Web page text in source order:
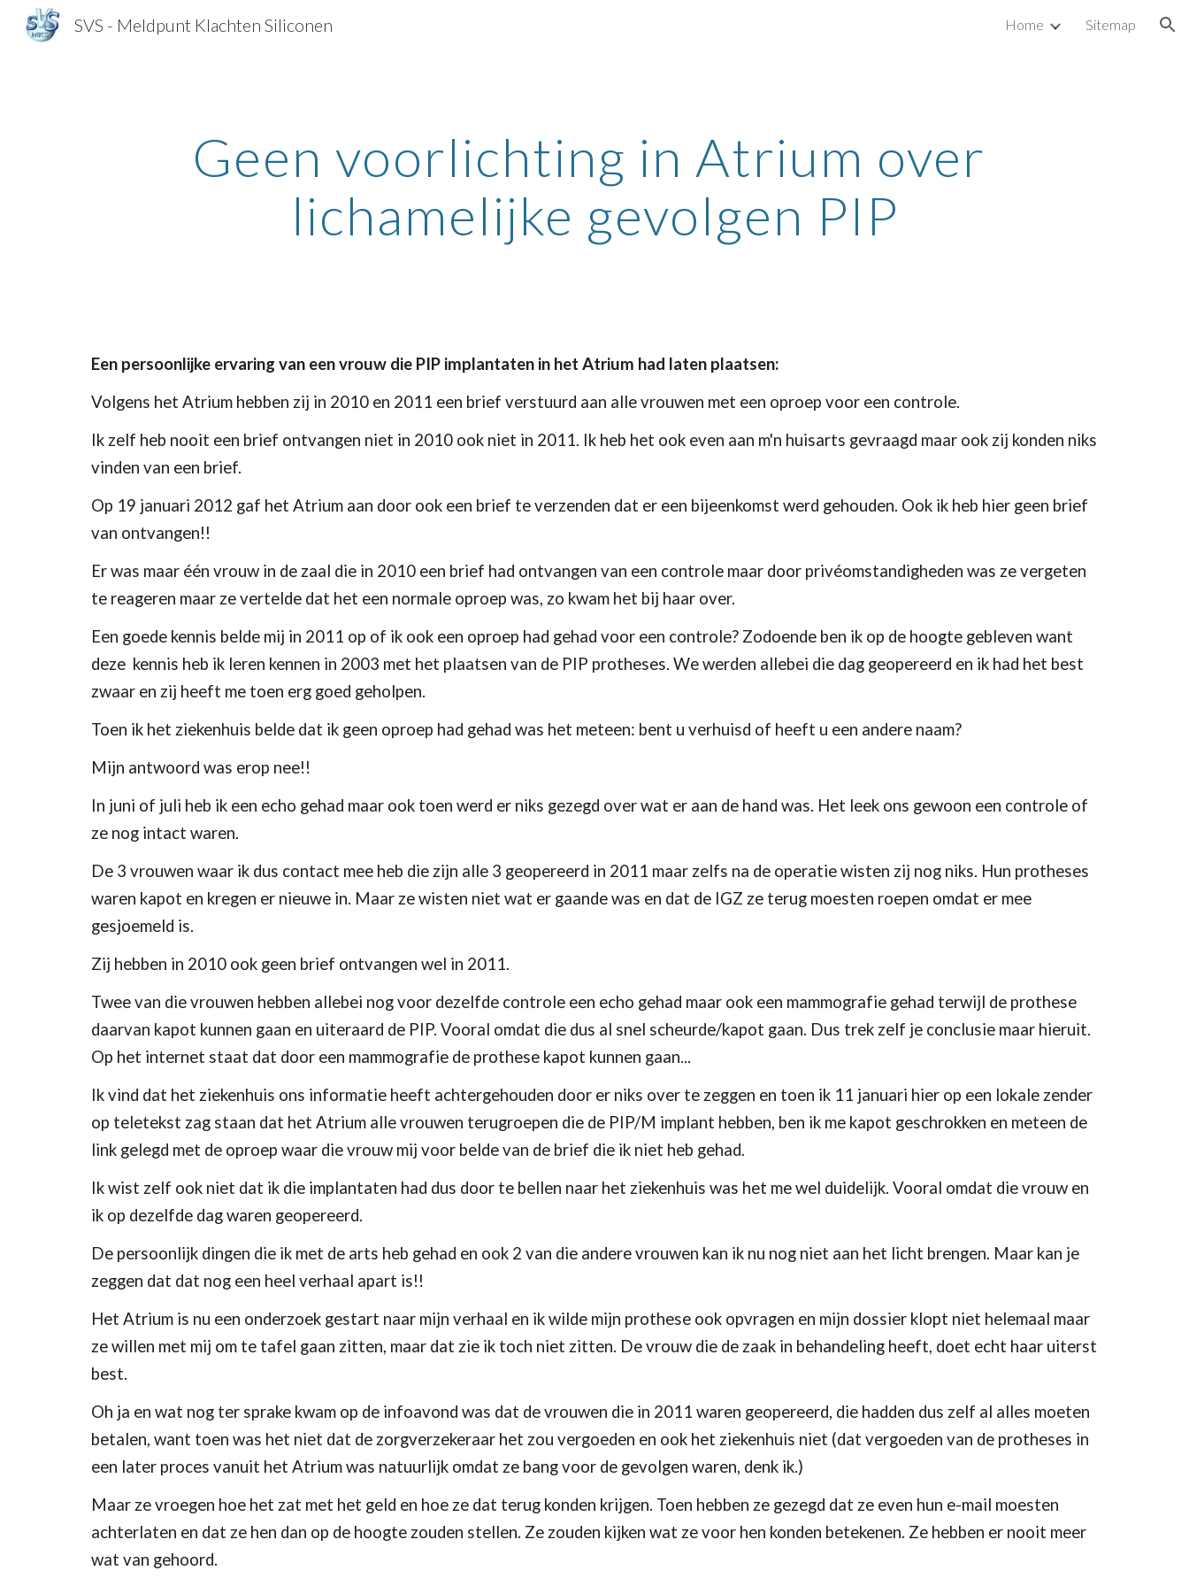
SVS - Meldpunt Klachten Siliconen Home Sitemap
Geen voorlichting in Atrium over
lichamelijke gevolgen PIP
Een persoonlijke ervaring van een vrouw die PIP implantaten in het Atrium had laten plaatsen:
Volgens het Atrium hebben zij in 2010 en 2011 een brief verstuurd aan alle vrouwen met een oproep voor een controle.
Ik zelf heb nooit een brief ontvangen niet in 2010 ook niet in 2011. Ik heb het ook even aan m'n huisarts gevraagd maar ook zij konden niks
vinden van een brief.
Op 19 januari 2012 gaf het Atrium aan door ook een brief te verzenden dat er een bijeenkomst werd gehouden. Ook ik heb hier geen brief
van ontvangen!!
Er was maar één vrouw in de zaal die in 2010 een brief had ontvangen van een controle maar door privéomstandigheden was ze vergeten
te reageren maar ze vertelde dat het een normale oproep was, zo kwam het bij haar over.
Een goede kennis belde mij in 2011 op of ik ook een oproep had gehad voor een controle? Zodoende ben ik op de hoogte gebleven want
deze  kennis heb ik leren kennen in 2003 met het plaatsen van de PIP protheses. We werden allebei die dag geopereerd en ik had het best
zwaar en zij heeft me toen erg goed geholpen.
Toen ik het ziekenhuis belde dat ik geen oproep had gehad was het meteen: bent u verhuisd of heeft u een andere naam?
Mijn antwoord was erop nee!!
In juni of juli heb ik een echo gehad maar ook toen werd er niks gezegd over wat er aan de hand was. Het leek ons gewoon een controle of
ze nog intact waren.
De 3 vrouwen waar ik dus contact mee heb die zijn alle 3 geopereerd in 2011 maar zelfs na de operatie wisten zij nog niks. Hun protheses
waren kapot en kregen er nieuwe in. Maar ze wisten niet wat er gaande was en dat de IGZ ze terug moesten roepen omdat er mee
gesjoemeld is.
Zij hebben in 2010 ook geen brief ontvangen wel in 2011.
Twee van die vrouwen hebben allebei nog voor dezelfde controle een echo gehad maar ook een mammografie gehad terwijl de prothese
daarvan kapot kunnen gaan en uiteraard de PIP. Vooral omdat die dus al snel scheurde/kapot gaan. Dus trek zelf je conclusie maar hieruit.
Op het internet staat dat door een mammografie de prothese kapot kunnen gaan...
Ik vind dat het ziekenhuis ons informatie heeft achtergehouden door er niks over te zeggen en toen ik 11 januari hier op een lokale zender
op teletekst zag staan dat het Atrium alle vrouwen terugroepen die de PIP/M implant hebben, ben ik me kapot geschrokken en meteen de
link gelegd met de oproep waar die vrouw mij voor belde van de brief die ik niet heb gehad.
Ik wist zelf ook niet dat ik die implantaten had dus door te bellen naar het ziekenhuis was het me wel duidelijk. Vooral omdat die vrouw en
ik op dezelfde dag waren geopereerd.
De persoonlijk dingen die ik met de arts heb gehad en ook 2 van die andere vrouwen kan ik nu nog niet aan het licht brengen. Maar kan je
zeggen dat dat nog een heel verhaal apart is!!
Het Atrium is nu een onderzoek gestart naar mijn verhaal en ik wilde mijn prothese ook opvragen en mijn dossier klopt niet helemaal maar
ze willen met mij om te tafel gaan zitten, maar dat zie ik toch niet zitten. De vrouw die de zaak in behandeling heeft, doet echt haar uiterst
best.
Oh ja en wat nog ter sprake kwam op de infoavond was dat de vrouwen die in 2011 waren geopereerd, die hadden dus zelf al alles moeten
betalen, want toen was het niet dat de zorgverzekeraar het zou vergoeden en ook het ziekenhuis niet (dat vergoeden van de protheses in
een later proces vanuit het Atrium was natuurlijk omdat ze bang voor de gevolgen waren, denk ik.)
Maar ze vroegen hoe het zat met het geld en hoe ze dat terug konden krijgen. Toen hebben ze gezegd dat ze even hun e-mail moesten
achterlaten en dat ze hen dan op de hoogte zouden stellen. Ze zouden kijken wat ze voor hen konden betekenen. Ze hebben er nooit meer
wat van gehoord.